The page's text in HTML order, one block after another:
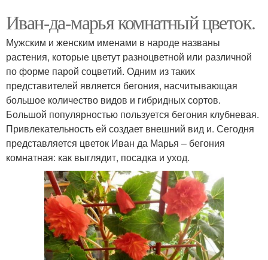
Иван-да-марья комнатный цветок.
Мужским и женским именами в народе названы
растения, которые цветут разноцветной или различной
по форме парой соцветий. Одним из таких
представителей является бегония, насчитывающая
большое количество видов и гибридных сортов.
Большой популярностью пользуется бегония клубневая.
Привлекательность ей создает внешний вид и. Сегодня
представляется цветок Иван да Марья – бегония
комнатная: как выглядит, посадка и уход.